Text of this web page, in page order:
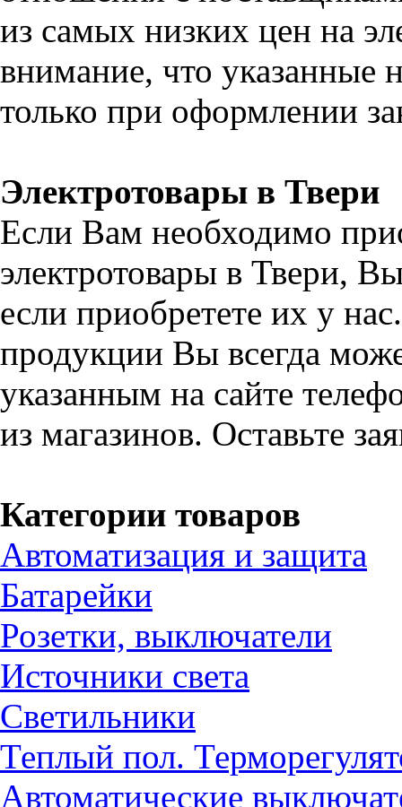
из самых низких цен на
внимание, что указанные
только при оформлении
Электротовары в Твери
Если Вам необходимо
электротовары в Твери,
если приобретете их у
продукции Вы всегда
указанным на сайте
из магазинов. Оставьте
Категории товаров
Автоматизация и защита
Батарейки
Розетки, выключатели
Источники света
Светильники
Теплый пол.
Автоматические